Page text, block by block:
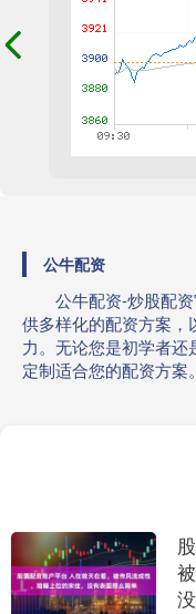
公牛配资
公牛配资-炒股配
供多样化的配资方案，
力。无论您是初学者
定制适合您的配资方案。